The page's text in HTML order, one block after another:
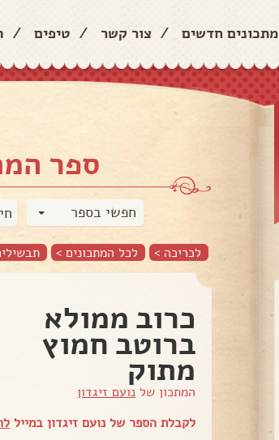
מתכונים חדשים / צור קשר / טיפים /
ספר
חפשי בספר
לכריכה > לכל המתכונים >
כרוב ממולא
ברוטב חמוץ
מתוק
המתכון של נועם זיגדון
לקבלת הספר של נועם זיגדון במייל